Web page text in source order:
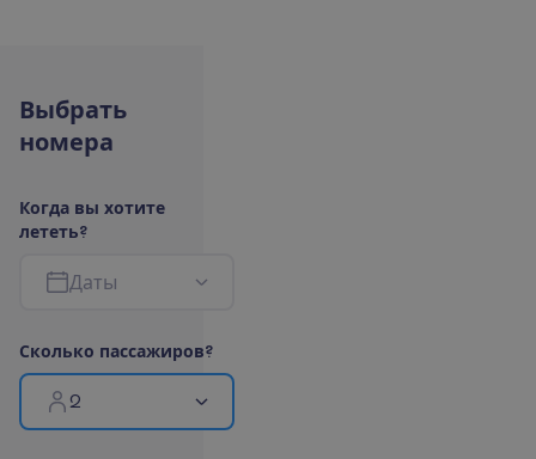
Выбрать
номера
Когда вы хотите
лететь?
Даты
Сколько пассажиров?
2